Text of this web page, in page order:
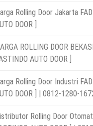
Rolling Door Jakarta
DOOR ]
ROLLING DOOR BEKASI
AUTO DOOR ]
Rolling Door Industri
DOOR ] | 0812-1280-
Rolling Door